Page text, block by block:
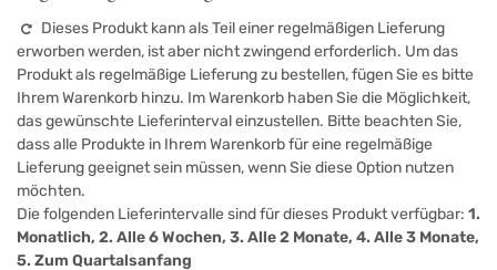
Dieses Produkt kann als Teil einer regelmäßigen Lieferung
erworben werden, ist aber nicht zwingend erforderlich. Um das
Produkt als regelmäßige Lieferung zu bestellen, fügen Sie es bitte
Ihrem Warenkorb hinzu. Im Warenkorb haben Sie die Möglichkeit,
das gewünschte Lieferinterval einzustellen. Bitte beachten Sie,
dass alle Produkte in Ihrem Warenkorb für eine regelmäßige
Lieferung geeignet sein müssen, wenn Sie diese Option nutzen
möchten.
Die folgenden Lieferintervalle sind für dieses Produkt verfügbar: 1.
Monatlich, 2. Alle 6 Wochen, 3. Alle 2 Monate, 4. Alle 3 Monate,
5. Zum Quartalsanfang